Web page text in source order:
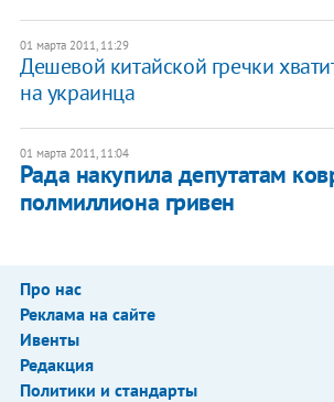
01 марта 2011, 11:29
Дешевой китайской гречки
на украинца
01 марта 2011, 11:04
Рада накупила депутатам
полмиллиона гривен
Про нас
Реклама на сайте
Ивенты
Редакция
Политики и стандарты